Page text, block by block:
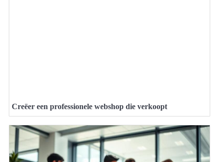
Creëer een professionele webshop die verkoopt